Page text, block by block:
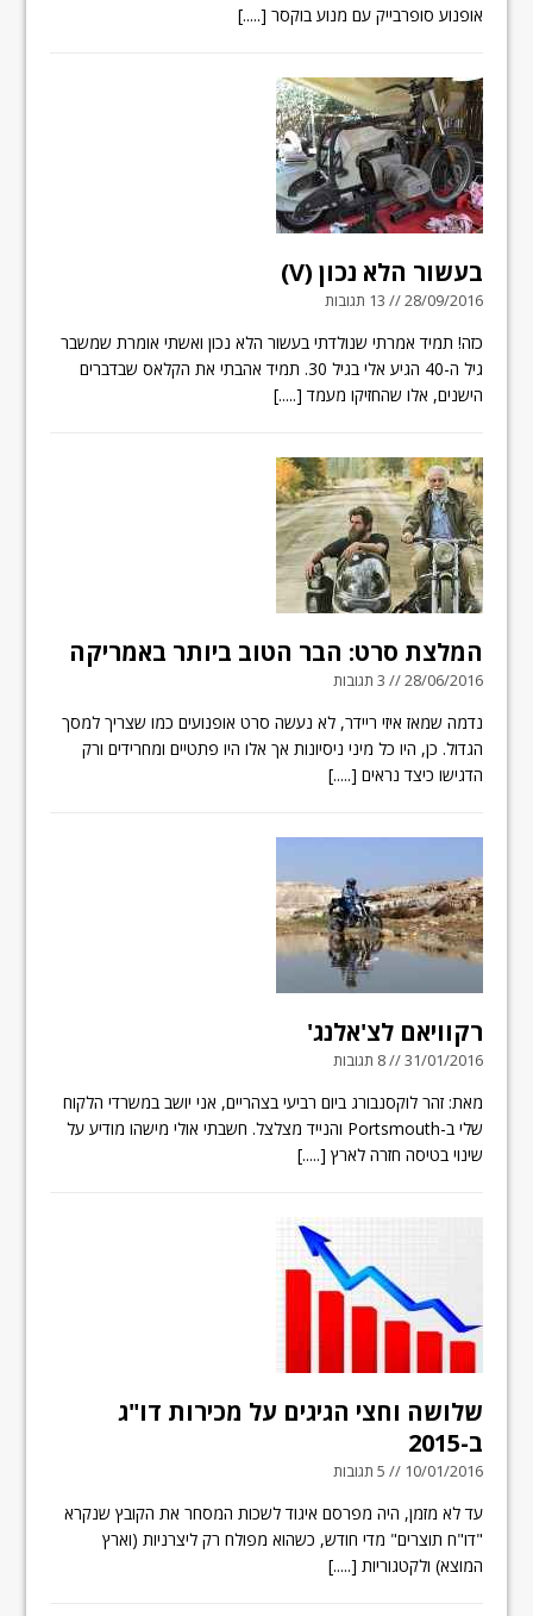
אופנוע סופרבייק עם מנוע בוקסר [.....]
בעשור הלא נכון (V)
28/09/2016 // 13 תגובות
כזה! תמיד אמרתי שנולדתי בעשור הלא נכון ואשתי אומרת שמשבר
גיל ה-40 הגיע אלי בגיל 30. תמיד אהבתי את הקלאס שבדברים
הישנים, אלו שהחזיקו מעמד [.....]
המלצת סרט: הבר הטוב ביותר באמריקה
28/06/2016 // 3 תגובות
נדמה שמאז איזי ריידר, לא נעשה סרט אופנועים כמו שצריך למסך
הגדול. כן, היו כל מיני ניסיונות אך אלו היו פתטיים ומחרידים ורק
הדגישו כיצד נראים [.....]
רקוויאם לצ'אלנג'
31/01/2016 // 8 תגובות
מאת: זהר לוקסנבורג ביום רביעי בצהריים, אני יושב במשרדי הלקוח
שלי ב-Portsmouth והנייד מצלצל. חשבתי אולי מישהו מודיע על
שינוי בטיסה חזרה לארץ [.....]
שלושה וחצי הגיגים על מכירות דו"ג
ב-2015
10/01/2016 // 5 תגובות
עד לא מזמן, היה מפרסם איגוד לשכות המסחר את הקובץ שנקרא
"דו"ח תוצרים" מדי חודש, כשהוא מפולח רק ליצרניות (וארץ
המוצא) ולקטגוריות [.....]